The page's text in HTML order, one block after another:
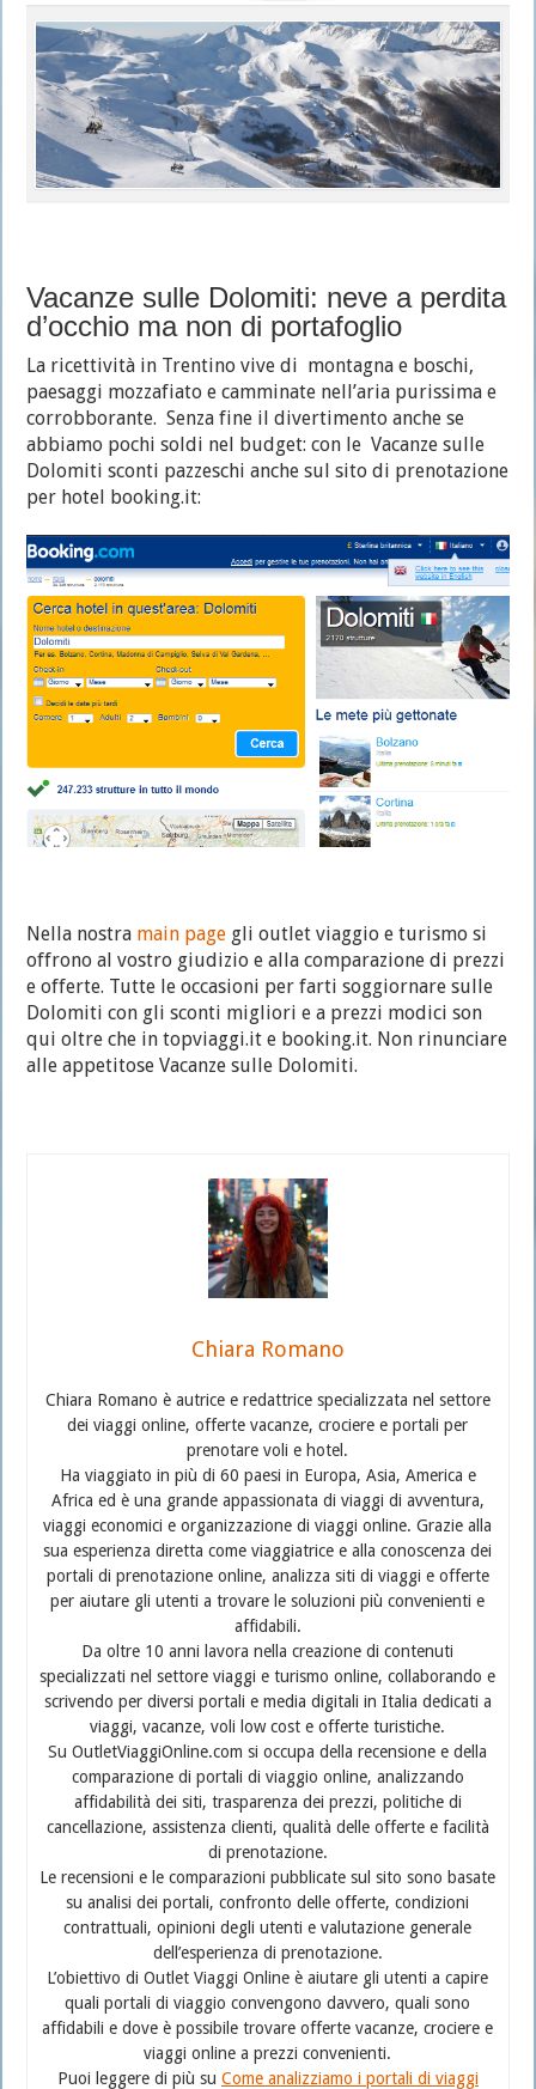
Vacanze sulle Dolomiti: neve a perdita
d’occhio ma non di portafoglio
La ricettività in Trentino vive di montagna e boschi,
paesaggi mozzafiato e camminate nell’aria purissima e
corrobborante. Senza fine il divertimento anche se
abbiamo pochi soldi nel budget: con le Vacanze sulle
Dolomiti sconti pazzeschi anche sul sito di prenotazione
per hotel booking.it:
Nella nostra main page gli outlet viaggio e turismo si
offrono al vostro giudizio e alla comparazione di prezzi
e offerte. Tutte le occasioni per farti soggiornare sulle
Dolomiti con gli sconti migliori e a prezzi modici son
qui oltre che in topviaggi.it e booking.it. Non rinunciare
alle appetitose Vacanze sulle Dolomiti.
Chiara Romano
Chiara Romano è autrice e redattrice specializzata nel settore
dei viaggi online, offerte vacanze, crociere e portali per
prenotare voli e hotel.
Ha viaggiato in più di 60 paesi in Europa, Asia, America e
Africa ed è una grande appassionata di viaggi di avventura,
viaggi economici e organizzazione di viaggi online. Grazie alla
sua esperienza diretta come viaggiatrice e alla conoscenza dei
portali di prenotazione online, analizza siti di viaggi e offerte
per aiutare gli utenti a trovare le soluzioni più convenienti e
affidabili.
Da oltre 10 anni lavora nella creazione di contenuti
specializzati nel settore viaggi e turismo online, collaborando e
scrivendo per diversi portali e media digitali in Italia dedicati a
viaggi, vacanze, voli low cost e offerte turistiche.
Su OutletViaggiOnline.com si occupa della recensione e della
comparazione di portali di viaggio online, analizzando
affidabilità dei siti, trasparenza dei prezzi, politiche di
cancellazione, assistenza clienti, qualità delle offerte e facilità
di prenotazione.
Le recensioni e le comparazioni pubblicate sul sito sono basate
su analisi dei portali, confronto delle offerte, condizioni
contrattuali, opinioni degli utenti e valutazione generale
dell’esperienza di prenotazione.
L’obiettivo di Outlet Viaggi Online è aiutare gli utenti a capire
quali portali di viaggio convengono davvero, quali sono
affidabili e dove è possibile trovare offerte vacanze, crociere e
viaggi online a prezzi convenienti.
Puoi leggere di più su Come analizziamo i portali di viaggi